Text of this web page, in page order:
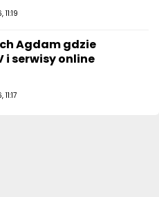
Agdam gdzie
i serwisy online